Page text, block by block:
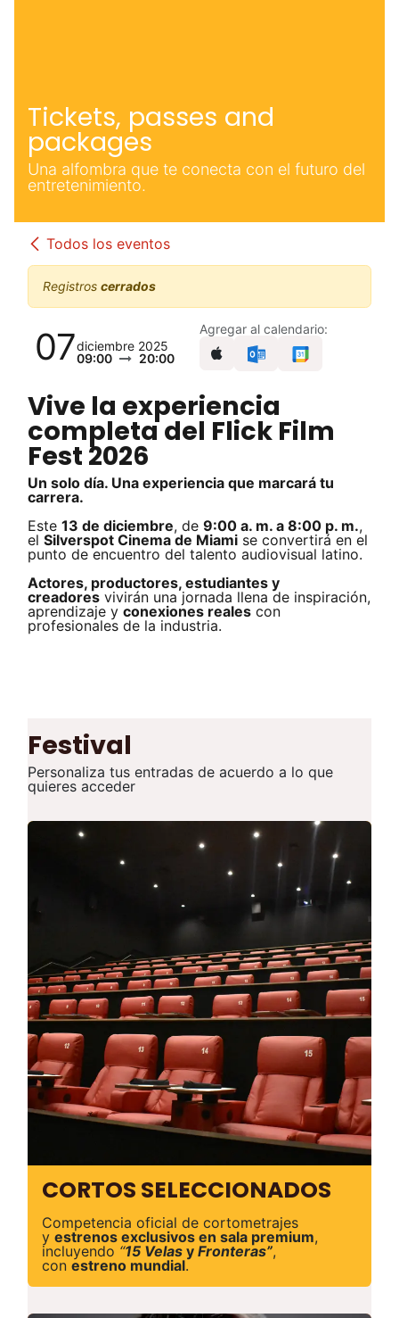
Tickets, passes and
packages
Una alfombra que te conecta con el futuro del
entretenimiento.
Todos los eventos
Registros cerrados
07diciembre 2025
09:00
20:00
Agregar al calendario:
Vive la experiencia
completa del Flick Film
Fest 2026
Un solo día. Una experiencia que marcará tu
carrera.
Este 13 de diciembre, de 9:00 a. m. a 8:00 p. m.,
el Silverspot Cinema de Miami se convertirá en el
punto de encuentro del talento audiovisual latino.
Actores, productores, estudiantes y
creadores vivirán una jornada llena de inspiración,
aprendizaje y conexiones reales con
profesionales de la industria.
Festival
Personaliza tus entradas de acuerdo a lo que
quieres acceder
CORTOS SELECCIONADOS
Competencia oficial de cortometrajes
y estrenos exclusivos en sala premium,
incluyendo “15 Velas y Fronteras”,
con estreno mundial.